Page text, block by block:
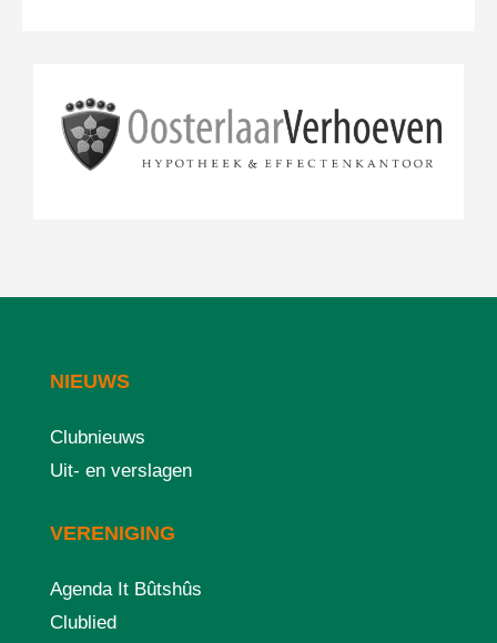
NIEUWS
Clubnieuws
Uit- en verslagen
VERENIGING
Agenda It Bûtshûs
Clublied